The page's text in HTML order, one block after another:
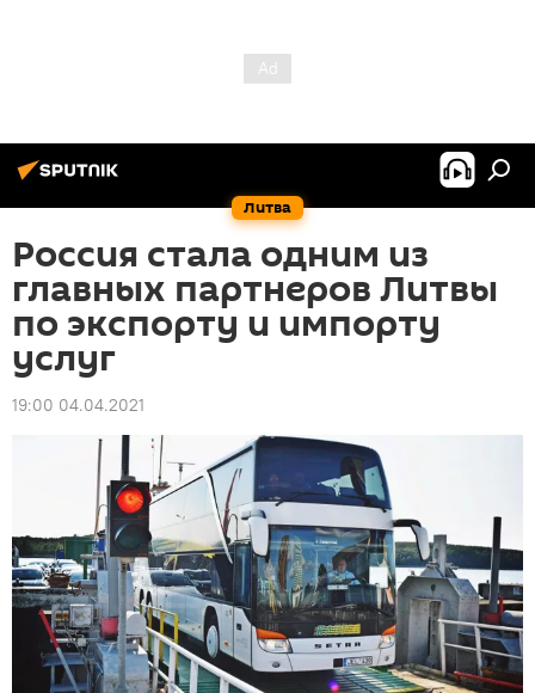
Литва
Россия стала одним из
главных партнеров Литвы
по экспорту и импорту
услуг
19:00 04.04.2021